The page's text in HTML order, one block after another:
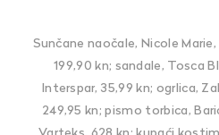
Sunčane naočale, Nicole
199,90 kn; sandale, Tosca
Interspar, 35,99 kn; ogrlica,
249,95 kn; pismo torbica,